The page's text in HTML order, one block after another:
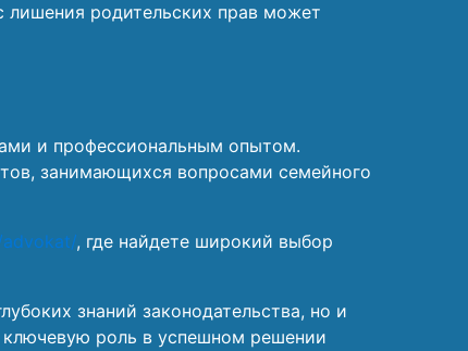
лишения родительских прав может
и профессиональным опытом.
занимающихся вопросами семейного
, где найдете широкий выбор
знаний законодательства, но и
ключевую роль в успешном решении